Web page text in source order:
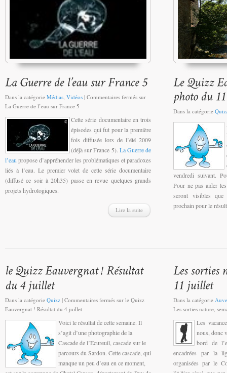
Dans la catégorie Médias Vidéos | Commentaires fermés sur
La Guerre de l’eau sur France 5
Cette série documentaire en trois
épisodes qui fut pour la première
fois diffusée lors de l’été 2009
(déjà sur France 5). La Guerre de
l’eau propose d’appréhender les problématiques et paradoxes
liés à l’eau. Le premier volet de cette série documentaire
(diffusé ce soir à 20h35) passe en revue quelques grands
projets hydrologiques.
Lire la suite
Dans la catégorie
vendredi suivant.
Pour ne pas aider
seront visibles que
prochain pour le
Dans la catégorie Quizz | Commentaires fermés sur le Quizz
Eauvergnat ! Résultat du 4 juillet
Voici le résultat de cette semaine. Il
s’agit d’une photographie de la
Cascade de l’Ecureuil, cascade sur le
parcours du Sardon. Cette cascade, qui
manque un peu d’eau en ce moment,
Dans la catégorie
Les sorties nature,
Les
nous, donc
bord de
encadrées par la
organisées par le